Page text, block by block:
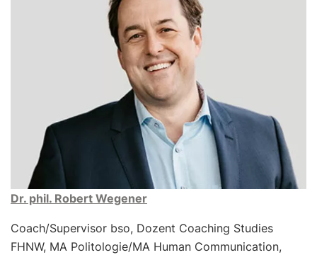
Dr. phil. Robert Wegener
Coach/Supervisor bso, Dozent Coaching Studies
FHNW, MA Politologie/MA Human Communication,